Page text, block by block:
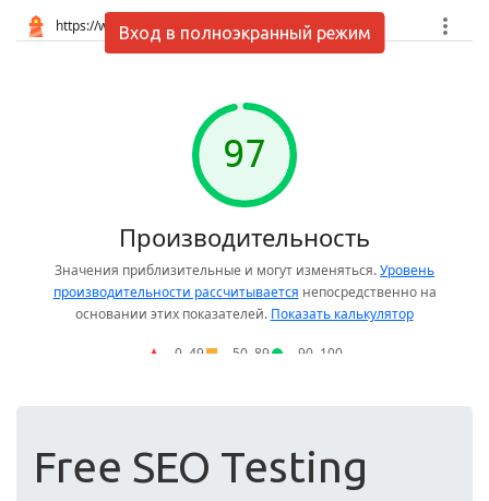
Вход в полноэкранный режим
Free SEO Testing